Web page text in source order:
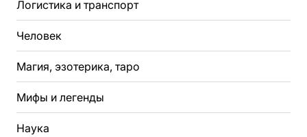
Логистика и транспорт
Человек
Магия, эзотерика, таро
Мифы и легенды
Наука